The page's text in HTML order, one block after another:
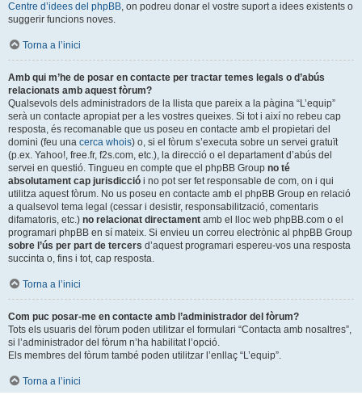
Centre d’idees del phpBB, on podreu donar el vostre suport a idees existents o
suggerir funcions noves.
Torna a l’inici
Amb qui m’he de posar en contacte per tractar temes legals o d’abús
relacionats amb aquest fòrum?
Qualsevols dels administradors de la llista que pareix a la pàgina “L’equip”
serà un contacte apropiat per a les vostres queixes. Si tot i així no rebeu cap
resposta, és recomanable que us poseu en contacte amb el propietari del
domini (feu una cerca whois) o, si el fòrum s’executa sobre un servei gratuït
(p.ex. Yahoo!, free.fr, f2s.com, etc.), la direcció o el departament d’abús del
servei en questió. Tingueu en compte que el phpBB Group no té
absolutament cap jurisdicció i no pot ser fet responsable de com, on i qui
utilitza aquest fòrum. No us poseu en contacte amb el phpBB Group en relació
a qualsevol tema legal (cessar i desistir, responsabilització, comentaris
difamatoris, etc.) no relacionat directament amb el lloc web phpBB.com o el
programari phpBB en sí mateix. Si envieu un correu electrònic al phpBB Group
sobre l’ús per part de tercers d’aquest programari espereu-vos una resposta
succinta o, fins i tot, cap resposta.
Torna a l’inici
Com puc posar-me en contacte amb l’administrador del fòrum?
Tots els usuaris del fòrum poden utilitzar el formulari “Contacta amb nosaltres”,
si l’administrador del fòrum n’ha habilitat l’opció.
Els membres del fòrum també poden utilitzar l’enllaç “L’equip”.
Torna a l’inici